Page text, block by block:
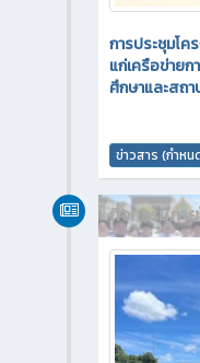
การประชุมโค
แก่เครือข่าย
ศึกษาและสถ
ข่าวสาร (กำหน
กิจกรรมภา